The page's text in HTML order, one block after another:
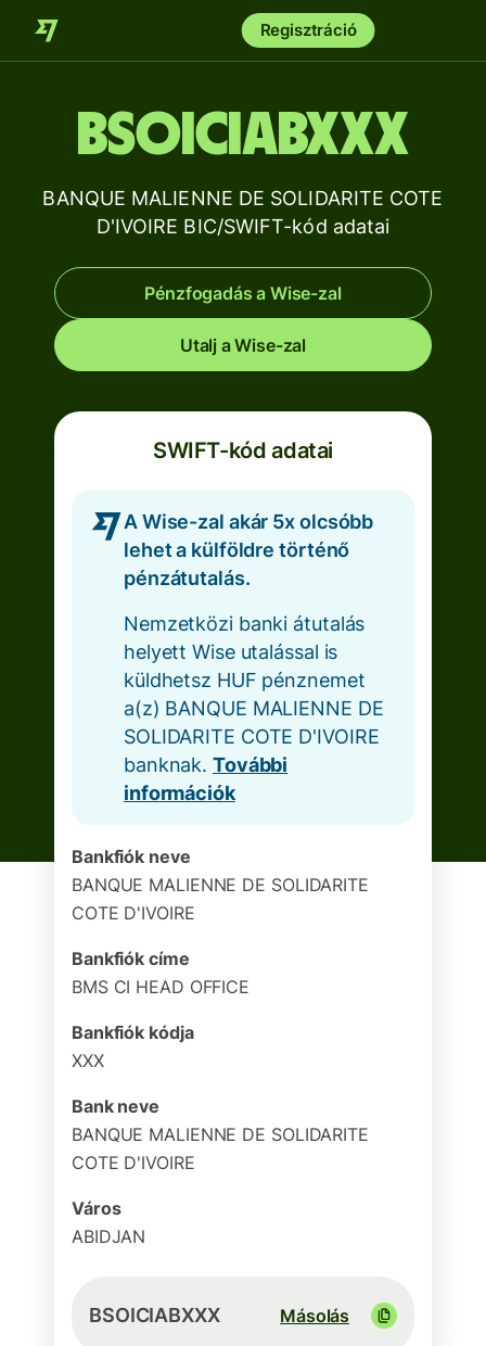
Regisztráció
BSOICIABXXX
BANQUE MALIENNE DE SOLIDARITE COTE
D'IVOIRE BIC/SWIFT-kód adatai
Pénzfogadás a Wise-zal
Utalj a Wise-zal
SWIFT-kód adatai
A Wise-zal akár 5x olcsóbb
lehet a külföldre történő
pénzátutalás.
Nemzetközi banki átutalás
helyett Wise utalással is
küldhetsz HUF pénznemet
a(z) BANQUE MALIENNE DE
SOLIDARITE COTE D'IVOIRE
banknak.További
információk
Bankfiók neve
BANQUE MALIENNE DE SOLIDARITE
COTE D'IVOIRE
Bankfiók címe
BMS CI HEAD OFFICE
Bankfiók kódja
XXX
Bank neve
BANQUE MALIENNE DE SOLIDARITE
COTE D'IVOIRE
Város
ABIDJAN
BSOICIABXXX Másolás